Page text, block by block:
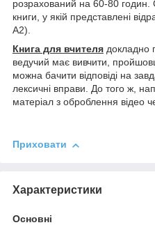
розрахований на 60-80 годин.
книги, у якій представлені
А2).
Книга для вчителя докладно
ведучий має вивчити,
можна бачити відповіді на
лексичні вправи. До того ж,
матеріал з оброблення відео
Приховати
Характеристики
Основні